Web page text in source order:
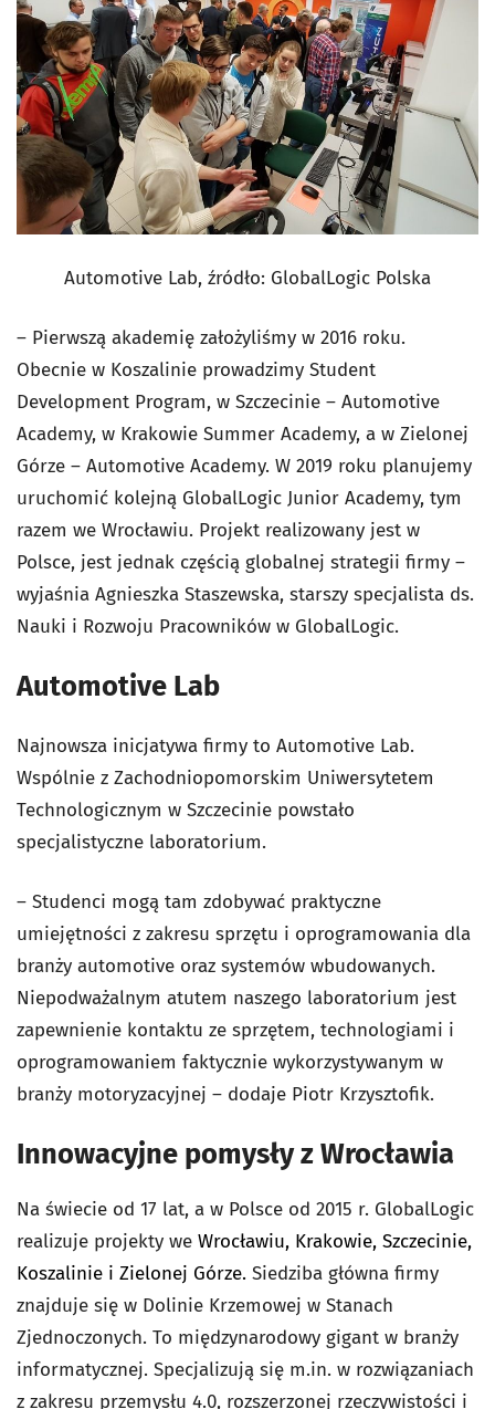
Automotive Lab, źródło: GlobalLogic Polska
– Pierwszą akademię założyliśmy w 2016 roku.
Obecnie w Koszalinie prowadzimy Student
Development Program, w Szczecinie – Automotive
Academy, w Krakowie Summer Academy, a w Zielonej
Górze – Automotive Academy. W 2019 roku planujemy
uruchomić kolejną GlobalLogic Junior Academy, tym
razem we Wrocławiu. Projekt realizowany jest w
Polsce, jest jednak częścią globalnej strategii firmy –
wyjaśnia Agnieszka Staszewska, starszy specjalista ds.
Nauki i Rozwoju Pracowników w GlobalLogic.
Automotive Lab
Najnowsza inicjatywa firmy to Automotive Lab.
Wspólnie z Zachodniopomorskim Uniwersytetem
Technologicznym w Szczecinie powstało
specjalistyczne laboratorium.
– Studenci mogą tam zdobywać praktyczne
umiejętności z zakresu sprzętu i oprogramowania dla
branży automotive oraz systemów wbudowanych.
Niepodważalnym atutem naszego laboratorium jest
zapewnienie kontaktu ze sprzętem, technologiami i
oprogramowaniem faktycznie wykorzystywanym w
branży motoryzacyjnej – dodaje Piotr Krzysztofik.
Innowacyjne pomysły z Wrocławia
Na świecie od 17 lat, a w Polsce od 2015 r. GlobalLogic
realizuje projekty we Wrocławiu, Krakowie, Szczecinie,
Koszalinie i Zielonej Górze. Siedziba główna firmy
znajduje się w Dolinie Krzemowej w Stanach
Zjednoczonych. To międzynarodowy gigant w branży
informatycznej. Specjalizują się m.in. w rozwiązaniach
z zakresu przemysłu 4.0, rozszerzonej rzeczywistości i